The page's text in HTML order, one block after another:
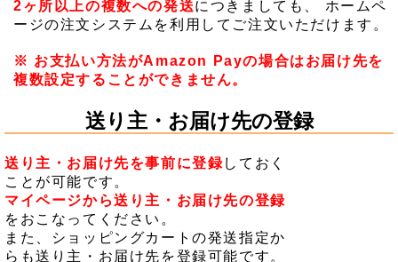
2ヶ所以上の複数への発送につきましても、 ホームペ
ージの注文システムを利用してご注文いただけます。
※ お支払い方法がAmazon Payの場合はお届け先を
複数設定することができません。
送り主・お届け先の登録
送り主・お届け先を事前に登録しておく
ことが可能です。
マイページから送り主・お届け先の登録
をおこなってください。
また、ショッピングカートの発送指定か
らも送り主・お届け先を登録可能です。